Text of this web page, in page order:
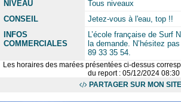
NIVEAU
Tous niveaux
CONSEIL
Jetez-vous à l'eau, top !!
INFOS
COMMERCIALES
L’école française de Surf
la demande. N’hésitez
89 33 35 54.
Les horaires des marées présentées ci-dessus
du report : 05/12/2024 08:30
PARTAGER SUR MON